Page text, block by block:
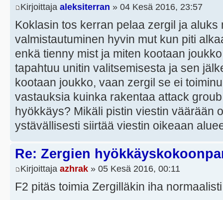
Kirjoittaja aleksiterran » 04 Kesä 2016, 23:57
Koklasin tos kerran pelaa zergil ja aluks
valmistautuminen hyvin mut kun piti
enkä tienny mist ja miten kootaan
tapahtuu unitin valitsemisesta ja sen
kootaan joukko, vaan zergil se ei
vastauksia kuinka rakentaa attack
hyökkäys? Mikäli pistin viestin väärään
ystävällisesti siirtää viestin oikeaan
Re: Zergien
Kirjoittaja azhrak » 05 Kesä 2016, 00:11
F2 pitäs toimia Zergilläkin iha